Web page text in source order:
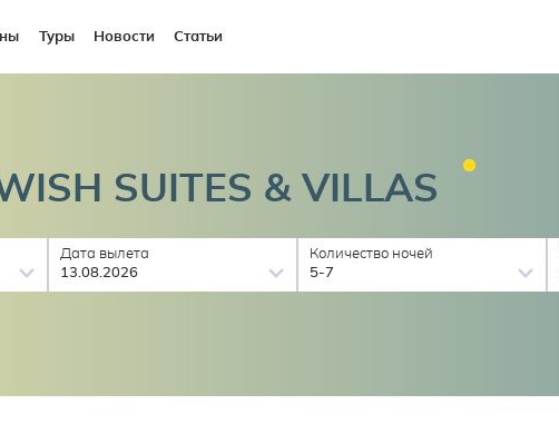
Туры Новости Статьи
SUITES & VILLAS
Дата вылета
13.08.2026
Количество ночей
5-7